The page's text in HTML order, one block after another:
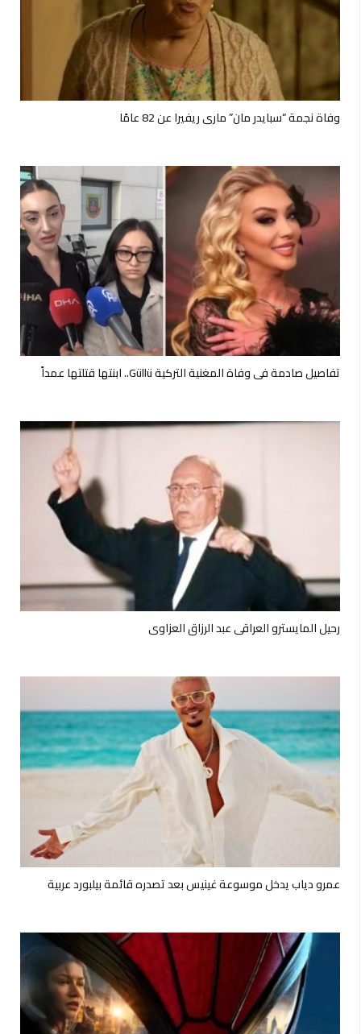
وفاة نجمة “سبايدر مان” ماري ريفيرا عن 82 عامًا
تفاصيل صادمة في وفاة المغنية التركية Güllü.. ابنتها قتلتها عمداً
رحيل المايسترو العراقي عبد الرزاق العزاوي
عمرو دياب يدخل موسوعة غينيس بعد تصدره قائمة بيلبورد عربية